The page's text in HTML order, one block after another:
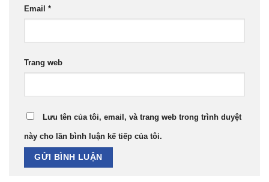
Email *
Trang web
Lưu tên của tôi, email, và trang web trong trình duyệt
này cho lần bình luận kế tiếp của tôi.